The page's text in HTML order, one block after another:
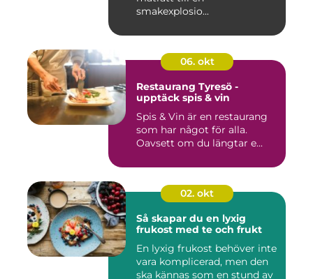
smakexplosio...
06. okt
Restaurang Tyresö -
upptäck spis & vin
Spis & Vin är en restaurang
som har något för alla.
Oavsett om du längtar e...
02. okt
Så skapar du en lyxig
frukost med te och frukt
En lyxig frukost behöver inte
vara komplicerad, men den
ska kännas som en stund av